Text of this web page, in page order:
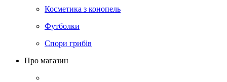
Косметика з конопель
Футболки
Спори грибів
Про магазин